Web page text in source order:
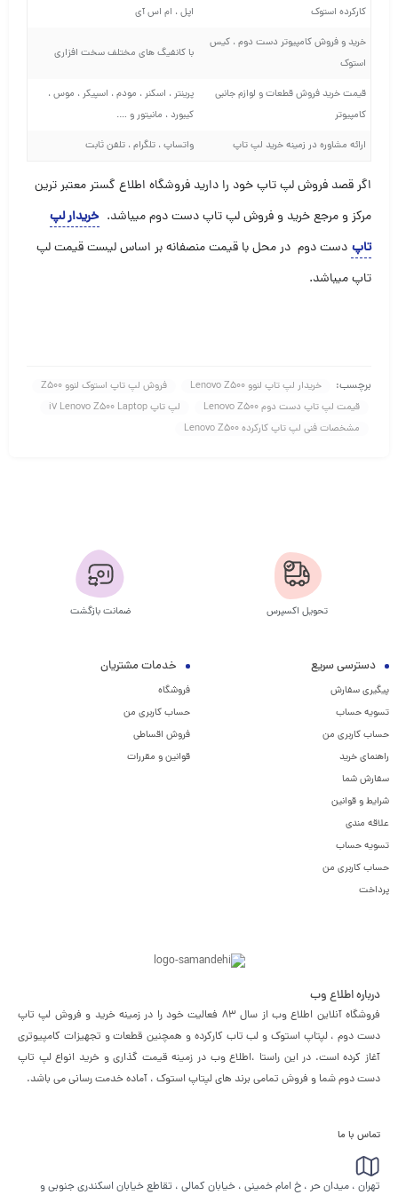
کارکرده استوک
اپل ، ام اس آی
خرید و فروش کامپیوتر دست دوم ، کیس
استوک
با کانفیگ های مختلف سخت افزاری
قیمت خرید فروش قطعات و لوازم جانبی
کامپیوتر
پرینتر ، اسکنر ، مودم ، اسپیکر ، موس ،
کیبورد ، مانیتور و ….
ارائه مشاوره در زمینه خرید لپ تاپ واتساپ ، تلگرام ، تلفن ثابت
اگر قصد فروش لپ تاپ خود را دارید فروشگاه اطلاع گستر معتبر ترین
مرکز و مرجع خرید و فروش لپ تاپ دست دوم میباشد. خریدار لپ
تاپ دست دوم در محل با قیمت منصفانه بر اساس لیست قیمت لپ
تاپ میباشد.
برچسب: خریدار لپ تاپ لنوو Lenovo Z500
فروش لپ تاپ استوک لنوو Z500
قیمت لپ تاپ دست دوم Lenovo Z500
لپ تاپ i7 Lenovo Z500 Laptop
مشخصات فنی لپ تاپ کارکرده Lenovo Z500
تحویل اکسپرس ضمانت بازگشت
دسترسی سریع
پیگیری سفارش
تسویه حساب
حساب کاربری من
راهنمای خرید
سفارش شما
شرایط و قوانین
علاقه مندی
تسویه حساب
حساب کاربری من
پرداخت
خدمات مشتریان
فروشگاه
حساب کاربری من
فروش اقساطی
قوانین و مقررات
درباره اطلاع وب
فروشگاه آنلاین اطلاع وب از سال 83 فعالیت خود را در زمینه خرید و فروش لپ تاپ
دست دوم ، لپتاپ استوک و لب تاب کارکرده و همچنین قطعات و تجهیزات کامپیوتری
آغاز کرده است. در این راستا ،‌اطلاع وب در زمینه قیمت گذاری و خرید انواع لپ تاپ
دست دوم شما و فروش تمامی برند های لپتاپ استوک ، آماده خدمت رسانی می باشد.
تماس با ما
تهران ، میدان حر ، خ امام خمینی ، خیابان کمالی ، تقاطع خیابان اسکندری جنوبی و